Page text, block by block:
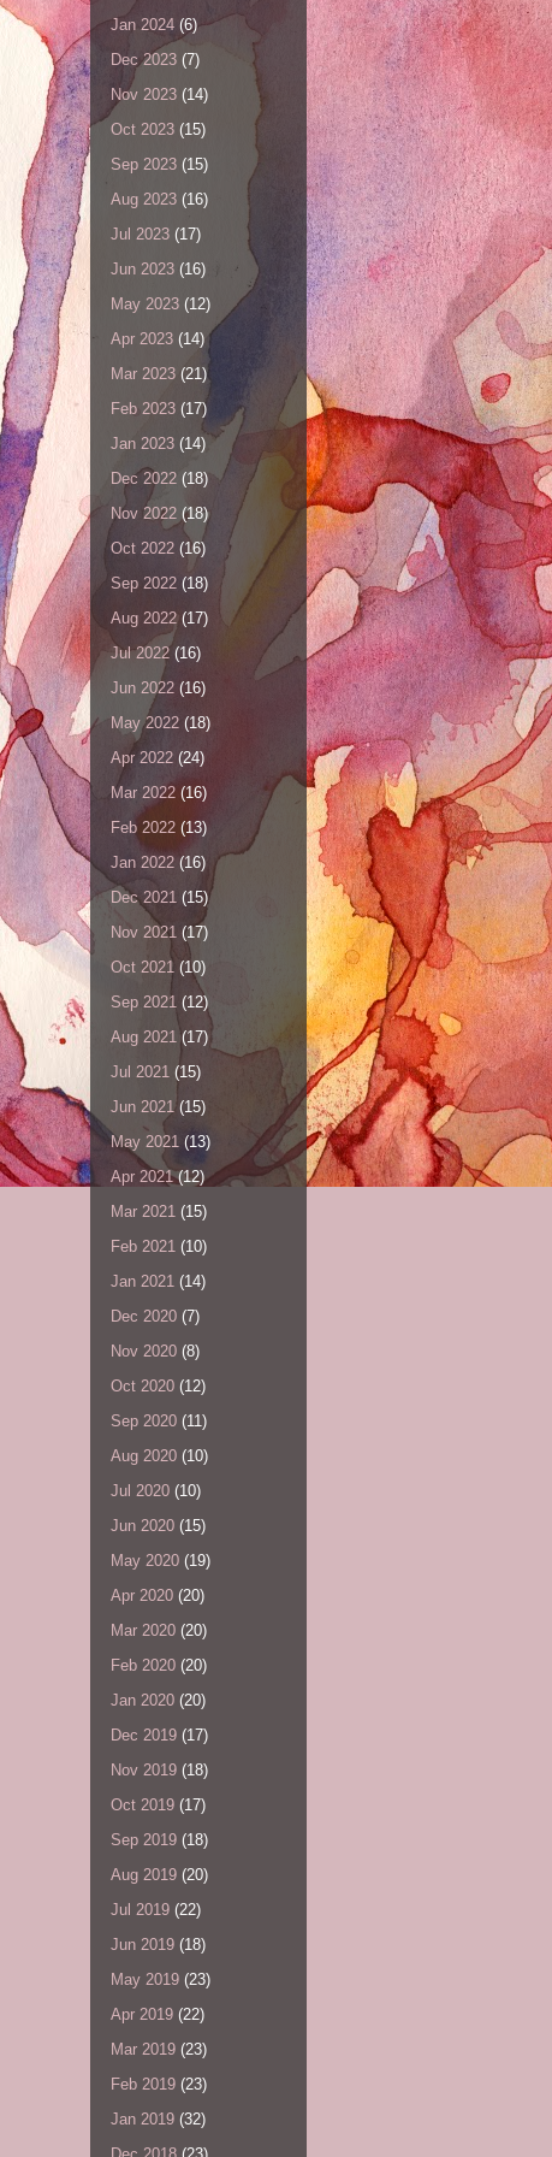
Jan 2024 (6)
Dec 2023 (7)
Nov 2023 (14)
Oct 2023 (15)
Sep 2023 (15)
Aug 2023 (16)
Jul 2023 (17)
Jun 2023 (16)
May 2023 (12)
Apr 2023 (14)
Mar 2023 (21)
Feb 2023 (17)
Jan 2023 (14)
Dec 2022 (18)
Nov 2022 (18)
Oct 2022 (16)
Sep 2022 (18)
Aug 2022 (17)
Jul 2022 (16)
Jun 2022 (16)
May 2022 (18)
Apr 2022 (24)
Mar 2022 (16)
Feb 2022 (13)
Jan 2022 (16)
Dec 2021 (15)
Nov 2021 (17)
Oct 2021 (10)
Sep 2021 (12)
Aug 2021 (17)
Jul 2021 (15)
Jun 2021(15)
May 2021 (13)
Apr 2021(12)
Mar 2021 (15)
Feb 2021 (10)
Jan 2021 (14)
Dec 2020 (7)
Nov 2020 (8)
Oct 2020 (12)
Sep 2020 (11)
Aug 2020 (10)
Jul 2020 (10)
Jun 2020 (15)
May 2020 (19)
Apr 2020 (20)
Mar 2020 (20)
Feb 2020 (20)
Jan 2020 (20)
Dec 2019 (17)
Nov 2019 (18)
Oct 2019 (17)
Sep 2019 (18)
Aug 2019 (20)
Jul 2019 (22)
Jun 2019 (18)
May 2019 (23)
Apr 2019 (22)
Mar 2019 (23)
Feb 2019 (23)
Jan 2019 (32)